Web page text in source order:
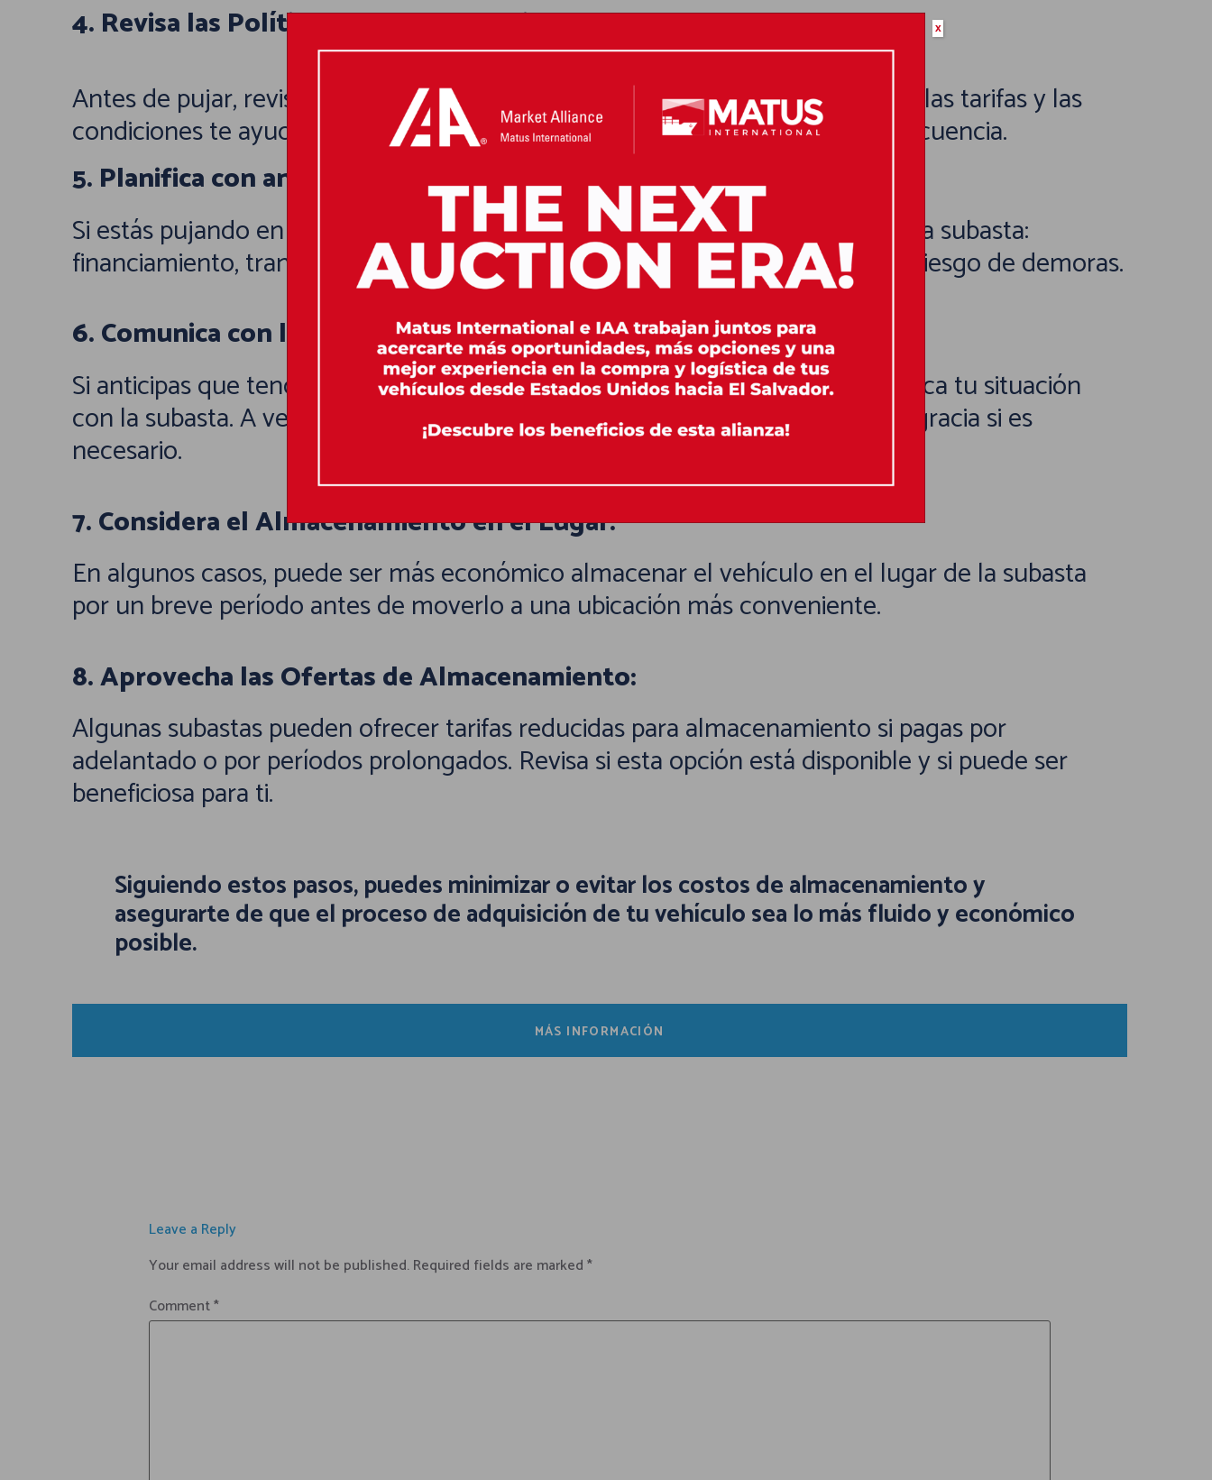
4. Revisa las Políticas de Almacenamiento:
Antes de pujar, revisa las políticas de almacenamiento de la subasta. Conocer las tarifas y las
condiciones te ayudará a tomar decisiones informadas y a planificar en consecuencia.
5. Planifica con anticipación:
Si estás pujando en una subasta, asegúrate de tener todo en orden antes de la subasta:
financiamiento, transporte, y cualquier otro detalle logístico. Esto reducirá el riesgo de demoras.
6. Comunica con la Subasta:
Si anticipas que tendrás problemas para recoger el vehículo a tiempo, comunica tu situación
con la subasta. A veces, pueden ofrecer soluciones o extender el período de gracia si es
necesario.
7. Considera el Almacenamiento en el Lugar:
En algunos casos, puede ser más económico almacenar el vehículo en el lugar de la subasta
por un breve período antes de moverlo a una ubicación más conveniente.
8. Aprovecha las Ofertas de Almacenamiento:
Algunas subastas pueden ofrecer tarifas reducidas para almacenamiento si pagas por
adelantado o por períodos prolongados. Revisa si esta opción está disponible y si puede ser
beneficiosa para ti.
Siguiendo estos pasos, puedes minimizar o evitar los costos de almacenamiento y
asegurarte de que el proceso de adquisición de tu vehículo sea lo más fluido y económico
posible.
MÁS INFORMACIÓN
Leave a Reply
Your email address will not be published. Required fields are marked*
Comment*
x